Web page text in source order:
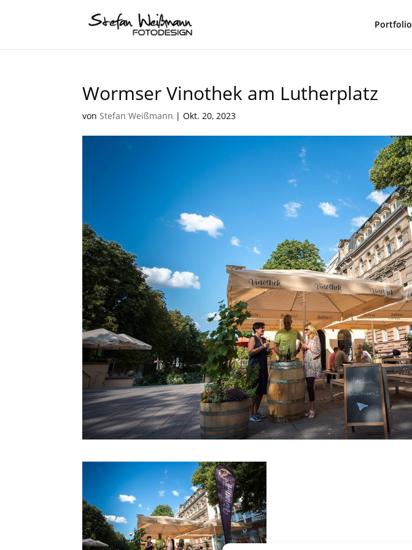
Portfolio
Wormser Vinothek am Lutherplatz
vonStefan Weißmann |Okt. 20, 2023